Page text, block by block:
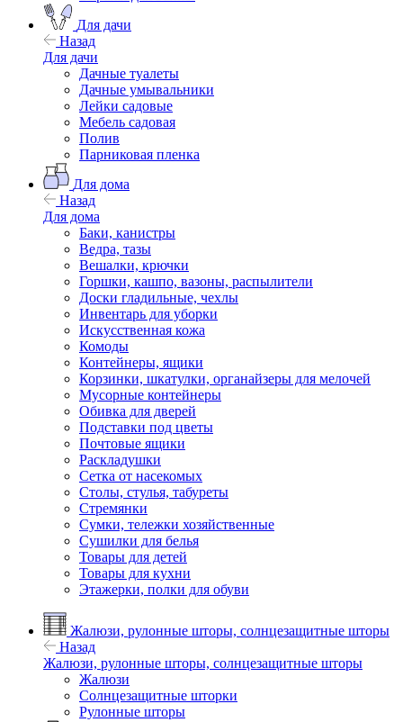
Для дачи
Назад
Для дачи
Дачные туалеты
Дачные умывальники
Лейки садовые
Мебель садовая
Полив
Парниковая пленка
Для дома
Назад
Для дома
Баки, канистры
Ведра, тазы
Вешалки, крючки
Горшки, кашпо, вазоны, распылители
Доски гладильные, чехлы
Инвентарь для уборки
Искусственная кожа
Комоды
Контейнеры, ящики
Корзинки, шкатулки, органайзеры для мелочей
Мусорные контейнеры
Обивка для дверей
Подставки под цветы
Почтовые ящики
Раскладушки
Сетка от насекомых
Столы, стулья, табуреты
Стремянки
Сумки, тележки хозяйственные
Сушилки для белья
Товары для детей
Товары для кухни
Этажерки, полки для обуви
Жалюзи, рулонные шторы, солнцезащитные шторы
Назад
Жалюзи, рулонные шторы, солнцезащитные шторы
Жалюзи
Солнцезащитные шторки
Рулонные шторы